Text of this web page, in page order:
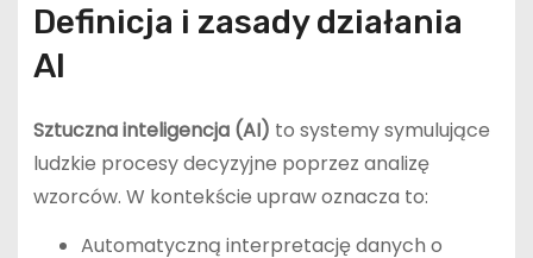
Definicja i zasady działania
AI
Sztuczna inteligencja (AI) to systemy symulujące
ludzkie procesy decyzyjne poprzez analizę
wzorców. W kontekście upraw oznacza to:
Automatyczną interpretację danych o